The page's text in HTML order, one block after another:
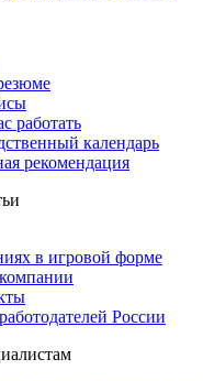
работать
календарь
рекомендация
в игровой форме
России